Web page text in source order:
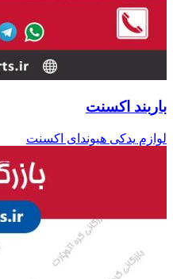
باربند اکسنت
لوازم یدکی هیوندای اکسنت